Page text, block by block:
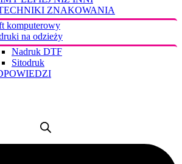
ZNAKOWANIA
komputerowy
na odzieży
Nadruk DTF
Sitodruk